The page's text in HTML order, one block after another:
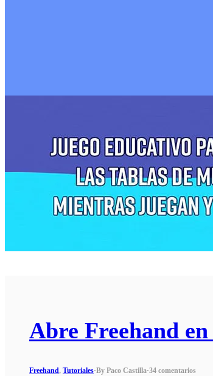
Abre Freehand
Freehand, Tutoriales·By Paco Castilla·34 comentarios